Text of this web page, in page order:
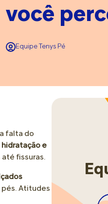
e Bem-Estar
e Tipos de Cabelo
você
Equipe Tenys Pé
falta do
hidratação e
até fissuras.
pés. Atitudes